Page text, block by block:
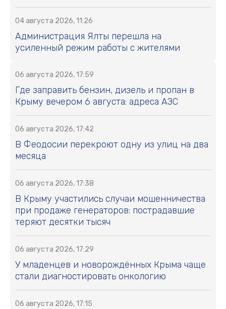
04 августа 2026, 11:26
Администрация Ялты перешла на
усиленный режим работы с жителями
06 августа 2026, 17:59
Где заправить бензин, дизель и пропан в
Крыму вечером 6 августа: адреса АЗС
06 августа 2026, 17:42
В Феодосии перекроют одну из улиц на два
месяца
06 августа 2026, 17:38
В Крыму участились случаи мошенничества
при продаже генераторов: пострадавшие
теряют десятки тысяч
06 августа 2026, 17:29
У младенцев и новорождённых Крыма чаще
стали диагностировать онкологию
06 августа 2026, 17:15